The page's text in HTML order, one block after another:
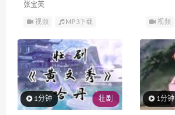
张宝英
视频 MP3下载 视频
1分钟 壮剧 1分钟